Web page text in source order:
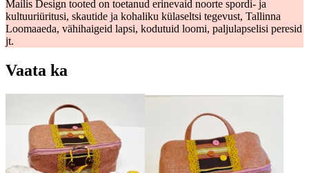
Mailis Design tooted on toetanud erinevaid noorte spordi- ja
kultuuriüritusi, skautide ja kohaliku külaseltsi tegevust, Tallinna
Loomaaeda, vähihaigeid lapsi, kodutuid loomi, paljulapselisi peresid
jt.
Vaata ka